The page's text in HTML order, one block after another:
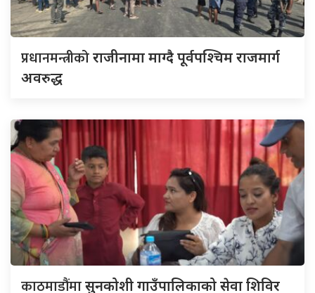
प्रधानमन्त्रीकोराजीनामा माग्दै पूर्वपश्चिम राजमार्ग
अवरुद्ध
काठमाडौंमासुनकोशी गाउँपालिकाको सेवा शिविर